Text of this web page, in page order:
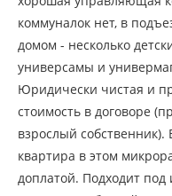
коммуналок нет, в
домом - несколько
универсамы и
Юридически чистая и
стоимость в договоре
взрослый
квартира в этом
доплатой. Подходит под